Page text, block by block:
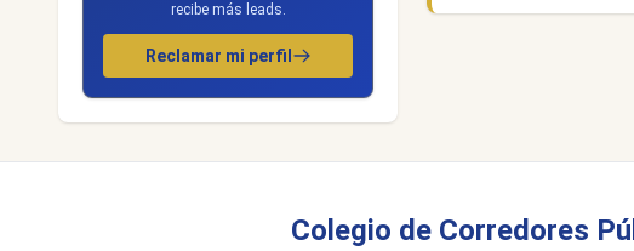
recibe más leads.
Reclamar mi perfil
Colegio de Corredores